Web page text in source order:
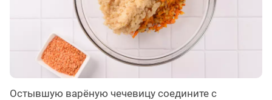
Остывшую варёную чечевицу соедините с